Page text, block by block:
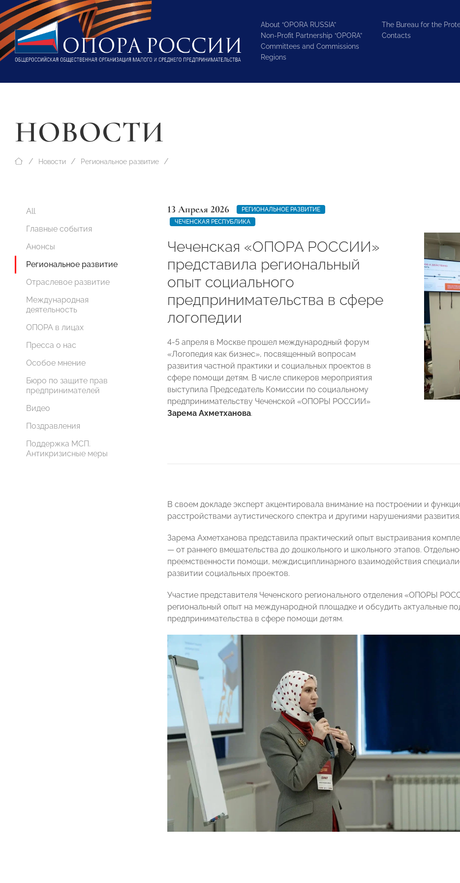
About “OPORA RUSSIA”
Non-Profit Partnership “OPORA”
Committees and Commissions
Regions
The Bureau for the
Contacts
НОВОСТИ
Новости Региональное развитие
All
Главные события
Анонсы
Региональное развитие
Отраслевое развитие
Международная
деятельность
ОПОРА в лицах
Пресса о нас
Особое мнение
Бюро по защите прав
предпринимателей
Видео
Поздравления
Поддержка МСП.
Антикризисные меры
13 Апреля 2026
РЕГИОНАЛЬНОЕ РАЗВИТИЕ
ЧЕЧЕНСКАЯ РЕСПУБЛИКА
Чеченская «ОПОРА РОССИИ»
представила региональный
опыт социального
предпринимательства в сфере
логопедии
4-5 апреля в Москве прошел международный форум
«Логопедия как бизнес», посвященный вопросам
развития частной практики и социальных проектов в
сфере помощи детям. В числе спикеров мероприятия
выступила Председатель Комиссии по социальному
предпринимательству Чеченской «ОПОРЫ РОССИИ»
Зарема Ахметханова.
В своем докладе эксперт акцентировала внимание на построении и
расстройствами аутистического спектра и другими нарушениями развития.
Зарема Ахметханова представила практический опыт выстраивания
— от раннего вмешательства до дошкольного и школьного этапов.
преемственности помощи, междисциплинарного взаимодействия
развитии социальных проектов.
Участие представителя Чеченского регионального отделения «ОПОРЫ
региональный опыт на международной площадке и обсудить актуальные
предпринимательства в сфере помощи детям.